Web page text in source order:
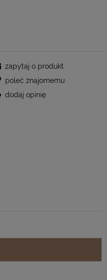
zapytaj o produkt
poleć znajomemu
dodaj opinię